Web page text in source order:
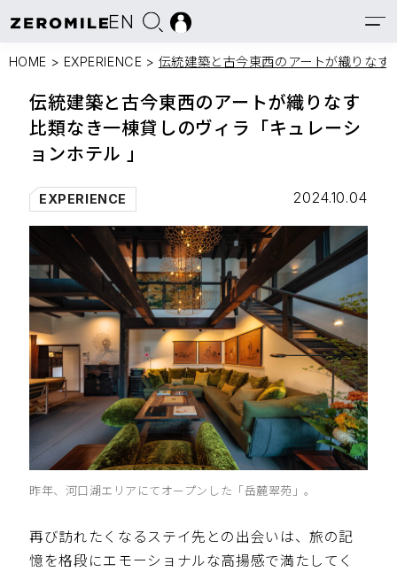
EN
HOME > EXPERIENCE > 伝統建築と古今東西のアートが織りな
伝統建築と古今東西のアートが織りなす
比類なき一棟貸しのヴィラ「キュレーシ
ョンホテル 」
EXPERIENCE 2024.10.04
昨年、河口湖エリアにてオープンした「岳麓翠苑」。
再び訪れたくなるステイ先との出会いは、旅の記
憶を格段にエモーショナルな高揚感で満たしてく